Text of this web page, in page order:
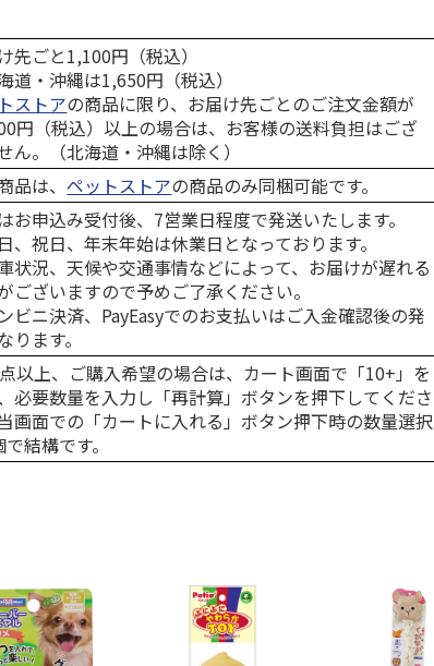
先ごと1,100円（税込）
道・沖縄は1,650円（税込）
ストアの商品に限り、お届け先ごとのご注文金額が
円（税込）以上の場合は、お客様の送料負担はござ
ん。（北海道・沖縄は除く）
品は、ペットストアの商品のみ同梱可能です。
お申込み受付後、7営業日程度で発送いたします。
、祝日、年末年始は休業日となっております。
状況、天候や交通事情などによって、お届けが遅れる
ございますので予めご了承ください。
ビニ決済、PayEasyでのお支払いはご入金確認後の発
ります。
以上、ご購入希望の場合は、カート画面で「10+」を
必要数量を入力し「再計算」ボタンを押下してくださ
画面での「カートに入れる」ボタン押下時の数量選択
結構です。